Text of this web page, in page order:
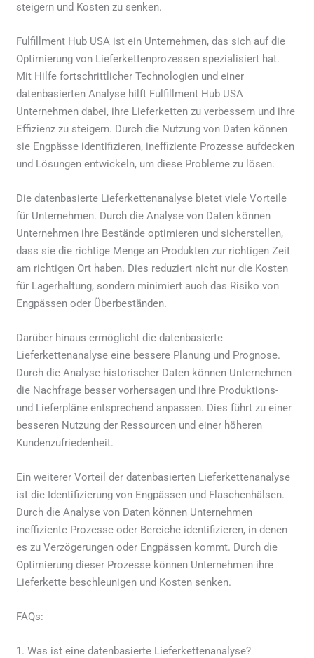
steigern und Kosten zu senken.
Fulfillment Hub USA ist ein Unternehmen, das sich auf die
Optimierung von Lieferkettenprozessen spezialisiert hat.
Mit Hilfe fortschrittlicher Technologien und einer
datenbasierten Analyse hilft Fulfillment Hub USA
Unternehmen dabei, ihre Lieferketten zu verbessern und ihre
Effizienz zu steigern. Durch die Nutzung von Daten können
sie Engpässe identifizieren, ineffiziente Prozesse aufdecken
und Lösungen entwickeln, um diese Probleme zu lösen.
Die datenbasierte Lieferkettenanalyse bietet viele Vorteile
für Unternehmen. Durch die Analyse von Daten können
Unternehmen ihre Bestände optimieren und sicherstellen,
dass sie die richtige Menge an Produkten zur richtigen Zeit
am richtigen Ort haben. Dies reduziert nicht nur die Kosten
für Lagerhaltung, sondern minimiert auch das Risiko von
Engpässen oder Überbeständen.
Darüber hinaus ermöglicht die datenbasierte
Lieferkettenanalyse eine bessere Planung und Prognose.
Durch die Analyse historischer Daten können Unternehmen
die Nachfrage besser vorhersagen und ihre Produktions-
und Lieferpläne entsprechend anpassen. Dies führt zu einer
besseren Nutzung der Ressourcen und einer höheren
Kundenzufriedenheit.
Ein weiterer Vorteil der datenbasierten Lieferkettenanalyse
ist die Identifizierung von Engpässen und Flaschenhälsen.
Durch die Analyse von Daten können Unternehmen
ineffiziente Prozesse oder Bereiche identifizieren, in denen
es zu Verzögerungen oder Engpässen kommt. Durch die
Optimierung dieser Prozesse können Unternehmen ihre
Lieferkette beschleunigen und Kosten senken.
FAQs:
1. Was ist eine datenbasierte Lieferkettenanalyse?